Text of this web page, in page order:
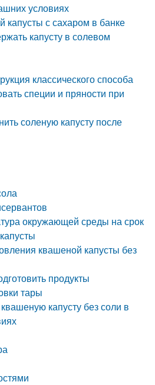
условиях
капусты с сахаром в банке
капусту в солевом
классического способа
специи и пряности при
соленую капусту после
окружающей среды на срок
квашеной капусты без
продукты
тары
капусту без соли в